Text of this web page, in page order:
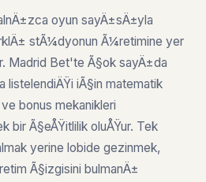
oyun sayÄ±sÄ±yla
stÃ¼dyonun Ã¼retimine yer
Madrid Bet'te Ã§ok sayÄ±da
listelendiÄŸi iÃ§in matematik
bonus mekanikleri
bir Ã§eÅŸitlilik oluÅŸur. Tek
yerine lobide gezinmek,
Ã§izgisini bulmanÄ±